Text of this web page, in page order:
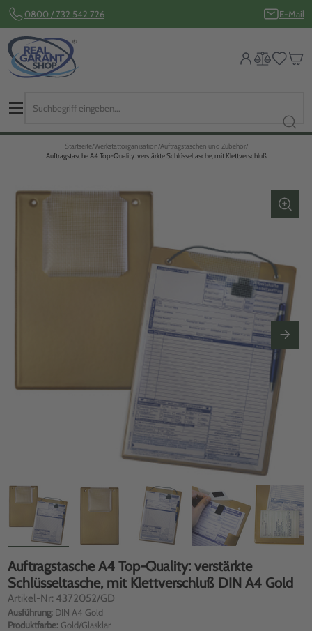
0800 / 732 542 726 E-Mail
Startseite Werkstattorganisation Auftragstaschen und Zubehör
Auftragstasche A4 Top-Quality: verstärkte Schlüsseltasche, mit Klettverschluß
Auftragstasche A4 Top-Quality: verstärkte
Schlüsseltasche, mit Klettverschluß DIN A4 Gold
Artikel-Nr: 4372052/GD
Ausführung: DIN A4 Gold
Produktfarbe: Gold/Glasklar